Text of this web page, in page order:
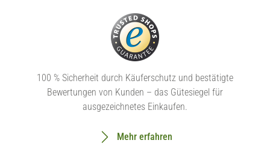
100 % Sicherheit durch Käuferschutz und bestätigte
Bewertungen von Kunden – das Gütesiegel für
ausgezeichnetes Einkaufen.
Mehr erfahren